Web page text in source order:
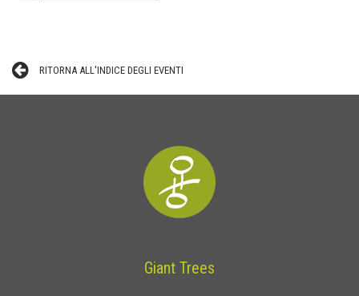
RITORNA ALL'INDICE DEGLI EVENTI
Giant Trees